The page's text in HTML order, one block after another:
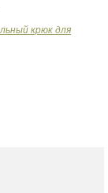
крюк для